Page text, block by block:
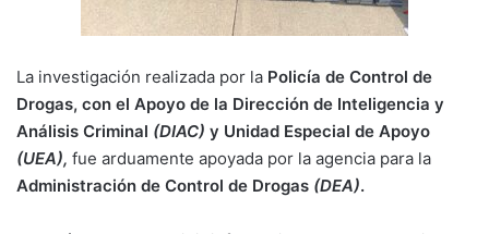
La investigación realizada por la Policía de Control de
Drogas, con el Apoyo de la Dirección de Inteligencia y
Análisis Criminal (DIAC) y Unidad Especial de Apoyo
(UEA), fue arduamente apoyada por la agencia para la
Administración de Control de Drogas (DEA).